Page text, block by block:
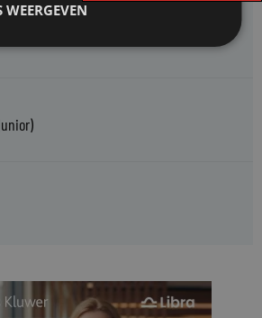
zoekt een
WEERGEVEN